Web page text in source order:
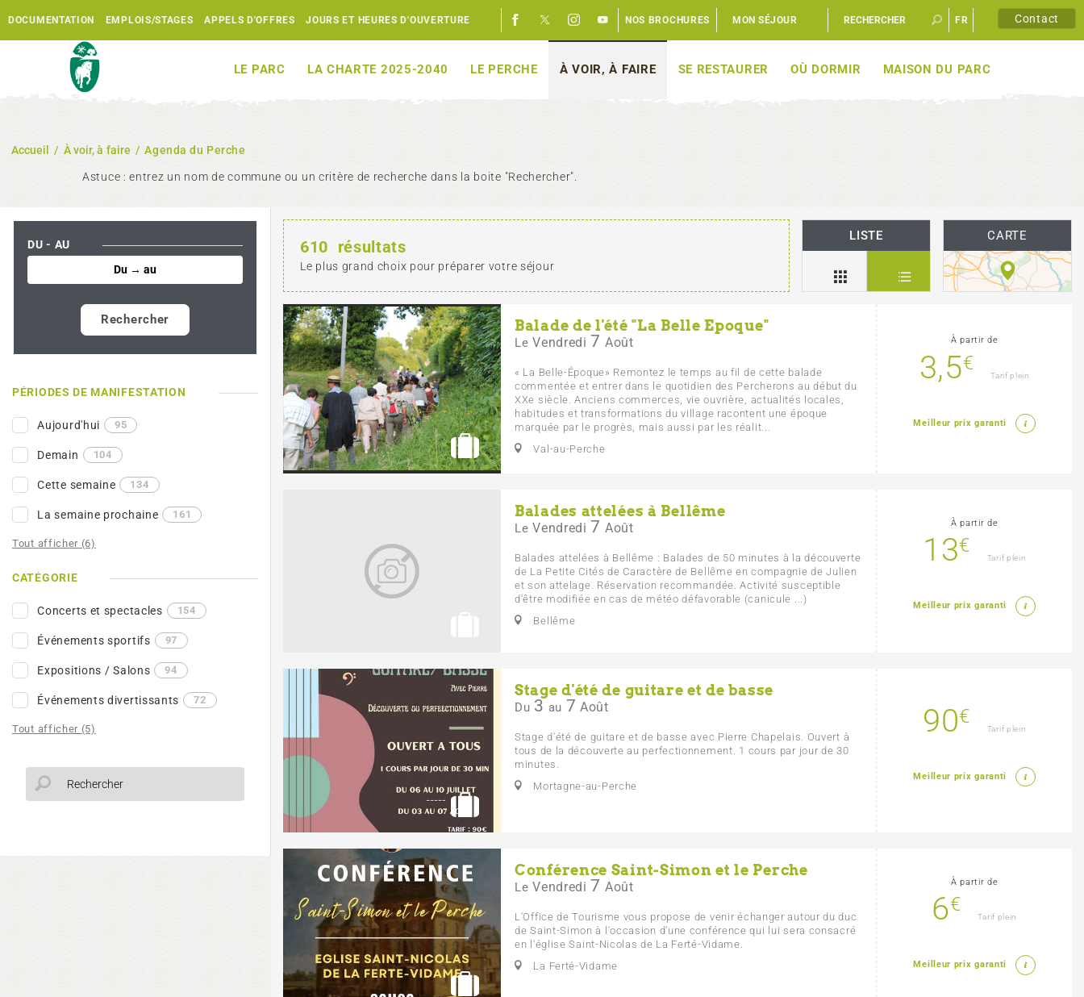
Contact
DOCUMENTATION EMPLOIS/STAGES APPELS D'OFFRES JOURS ET HEURES D'OUVERTURE FR
MON SÉJOUR
NOS BROCHURES
LE PARC LA CHARTE 2025-2040 LE PERCHE À VOIR, À FAIRE SE RESTAURER OÙ DORMIR MAISON DU PARC
Accueil / À voir, à faire / Agenda du Perche
Astuce : entrez un nom de commune ou un critère de recherche dans la boite "Rechercher".
DU - AU
Rechercher
PÉRIODES DE MANIFESTATION
Aujourd'hui 95
Demain 104
Cette semaine 134
La semaine prochaine 161
Tout afficher (6)
CATÉGORIE
Concerts et spectacles 154
Événements sportifs 97
Expositions / Salons 94
Événements divertissants 72
Tout afficher (5)
610 résultats
Le plus grand choix pour préparer votre séjour
LISTE CARTE
Balade de l'été "La Belle Epoque"
Le Vendredi 7 Août
« La Belle-Époque» Remontez le temps au fil de cette balade
commentée et entrer dans le quotidien des Percherons au début du
XXe siècle. Anciens commerces, vie ouvrière, actualités locales,
habitudes et transformations du village racontent une époque
marquée par le progrès, mais aussi par les réalit...
Val-au-Perche
À partir de
3,5€
Tarif plein
Meilleur prix garanti
Balades attelées à Bellême
Le Vendredi 7 Août
Balades attelées à Bellême : Balades de 50 minutes à la découverte
de La Petite Cités de Caractère de Bellême en compagnie de Julien
et son attelage. Réservation recommandée. Activité susceptible
d'être modifiée en cas de météo défavorable (canicule ...)
Bellême
À partir de
13€
Tarif plein
Meilleur prix garanti
Stage d'été de guitare et de basse
Du 3 au 7 Août
Stage d'été de guitare et de basse avec Pierre Chapelais. Ouvert à
tous de la découverte au perfectionnement. 1 cours par jour de 30
minutes.
Mortagne-au-Perche
90€
Tarif plein
Meilleur prix garanti
Conférence Saint-Simon et le Perche
Le Vendredi 7 Août
L'Office de Tourisme vous propose de venir échanger autour du duc
de Saint-Simon à l'occasion d'une conférence qui lui sera consacré
en l'église Saint-Nicolas de La Ferté-Vidame.
La Ferté-Vidame
À partir de
6€
Tarif plein
Meilleur prix garanti